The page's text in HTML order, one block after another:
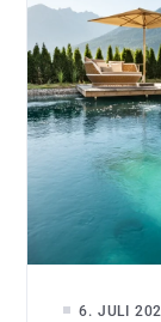
6. JULI